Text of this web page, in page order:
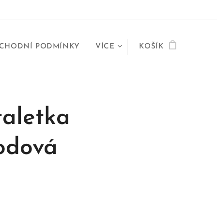
PODMÍNKY VÍCE KOŠÍK